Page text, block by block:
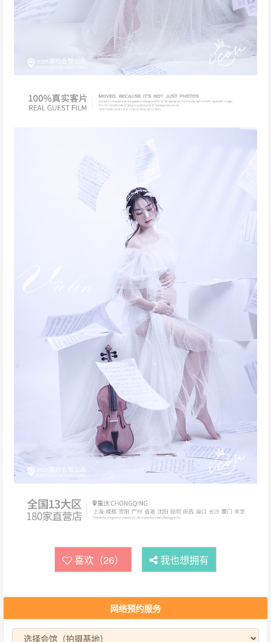
喜欢（26） 我也想拥有
网络预约服务